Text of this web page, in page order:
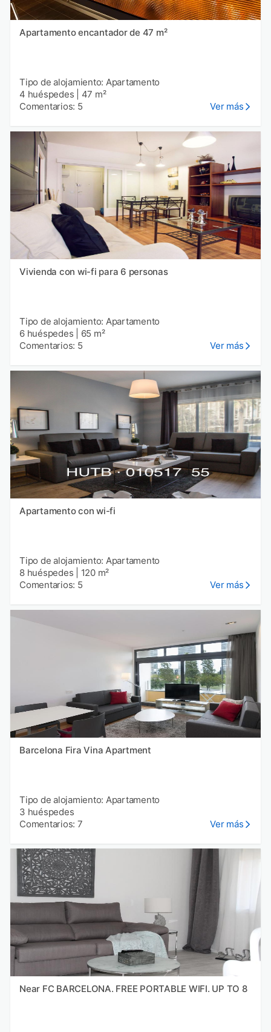
Apartamento encantador de 47 m²
Tipo de alojamiento: Apartamento
4 huéspedes
47 m²
Comentarios: 5
Ver más
Vivienda con wi-fi para 6 personas
Tipo de alojamiento: Apartamento
6 huéspedes
65 m²
Comentarios: 5
Ver más
Apartamento con wi-fi
Tipo de alojamiento: Apartamento
8 huéspedes
120 m²
Comentarios: 5
Ver más
Barcelona Fira Vina Apartment
Tipo de alojamiento: Apartamento
3 huéspedes
Comentarios: 7
Ver más
Near FC BARCELONA. FREE PORTABLE WIFI. UP TO 8